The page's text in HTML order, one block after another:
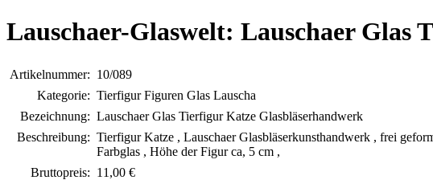
Lauschaer-Glaswelt: Lauschaer Glas
Artikelnummer: 10/089
Kategorie: Tierfigur Figuren Glas Lauscha
Bezeichnung: Lauschaer Glas Tierfigur Katze Glasbläserhandwerk
Beschreibung: Tierfigur Katze , Lauschaer Glasbläserkunsthandwerk , frei
Farbglas , Höhe der Figur ca, 5 cm ,
Bruttopreis: 11,00 €